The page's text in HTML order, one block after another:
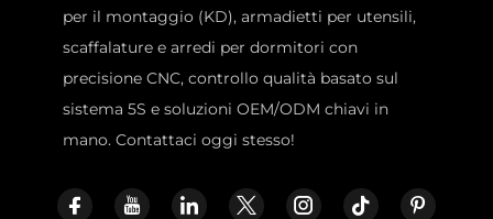
per il montaggio (KD), armadietti per utensili,
scaffalature e arredi per dormitori con
precisione CNC, controllo qualità basato sul
sistema 5S e soluzioni OEM/ODM chiavi in
mano. Contattaci oggi stesso!